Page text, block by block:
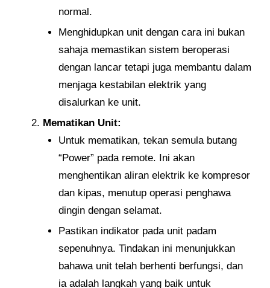
normal.
Menghidupkan unit dengan cara ini bukan
sahaja memastikan sistem beroperasi
dengan lancar tetapi juga membantu dalam
menjaga kestabilan elektrik yang
disalurkan ke unit.
Mematikan Unit:
Untuk mematikan, tekan semula butang
“Power” pada remote. Ini akan
menghentikan aliran elektrik ke kompresor
dan kipas, menutup operasi penghawa
dingin dengan selamat.
Pastikan indikator pada unit padam
sepenuhnya. Tindakan ini menunjukkan
bahawa unit telah berhenti berfungsi, dan
ia adalah langkah yang baik untuk